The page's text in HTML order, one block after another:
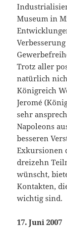
Museum in
Trotz aller
natürlich
Königreich
Jeromé
sehr
Napoleons
besseren
Exkursionen
dreizehn
wünscht,
Kontakten,
wichtig sind.
17. Juni 2007